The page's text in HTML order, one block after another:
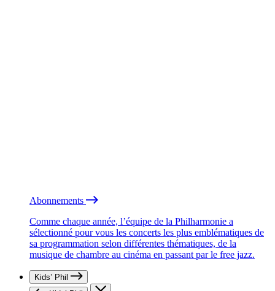
Abonnements
Comme chaque année, l’équipe de la Philharmonie a
sélectionné pour vous les concerts les plus emblématiques de
sa programmation selon différentes thématiques, de la
musique de chambre au cinéma en passant par le free jazz.
Kids’ Phil